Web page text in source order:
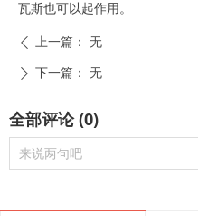
瓦斯也可以起作用。
ꄴ 上一篇： 无
ꄲ 下一篇： 无
全部评论(0)
来说两句吧